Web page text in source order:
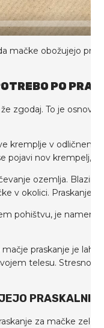
mačke obožujejo
PO
zgodaj. To je
kremplje v odličnem
pojavi nov krempelj,
ozemlja.
v okolici. Praskanje
pohištvu, je
mačje praskanje je
telesu. Stresno
PRASKALNIK
za mačke